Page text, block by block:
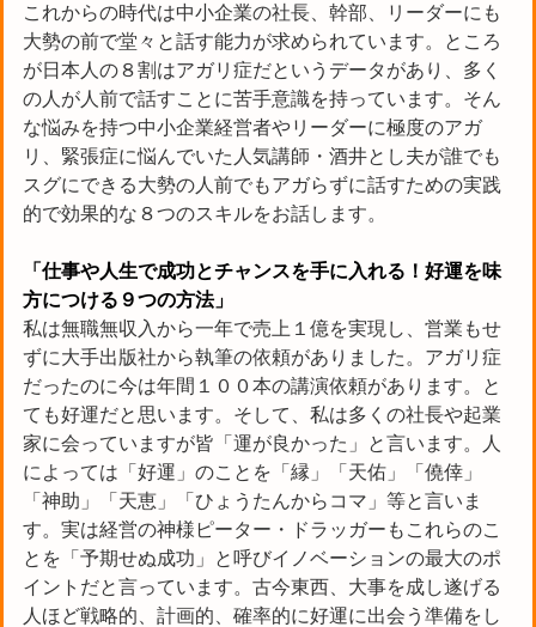
これからの時代は中小企業の社長、幹部、リーダーにも
大勢の前で堂々と話す能力が求められています。ところ
が日本人の８割はアガリ症だというデータがあり、多く
の人が人前で話すことに苦手意識を持っています。そん
な悩みを持つ中小企業経営者やリーダーに極度のアガ
リ、緊張症に悩んでいた人気講師・酒井とし夫が誰でも
スグにできる大勢の人前でもアガらずに話すための実践
的で効果的な８つのスキルをお話します。
「仕事や人生で成功とチャンスを手に入れる！好運を味
方につける９つの方法」
私は無職無収入から一年で売上１億を実現し、営業もせ
ずに大手出版社から執筆の依頼がありました。アガリ症
だったのに今は年間１００本の講演依頼があります。と
ても好運だと思います。そして、私は多くの社長や起業
家に会っていますが皆「運が良かった」と言います。人
によっては「好運」のことを「縁」「天佑」「僥倖」
「神助」「天恵」「ひょうたんからコマ」等と言いま
す。実は経営の神様ピーター・ドラッガーもこれらのこ
とを「予期せぬ成功」と呼びイノベーションの最大のポ
イントだと言っています。古今東西、大事を成し遂げる
人ほど戦略的、計画的、確率的に好運に出会う準備をし